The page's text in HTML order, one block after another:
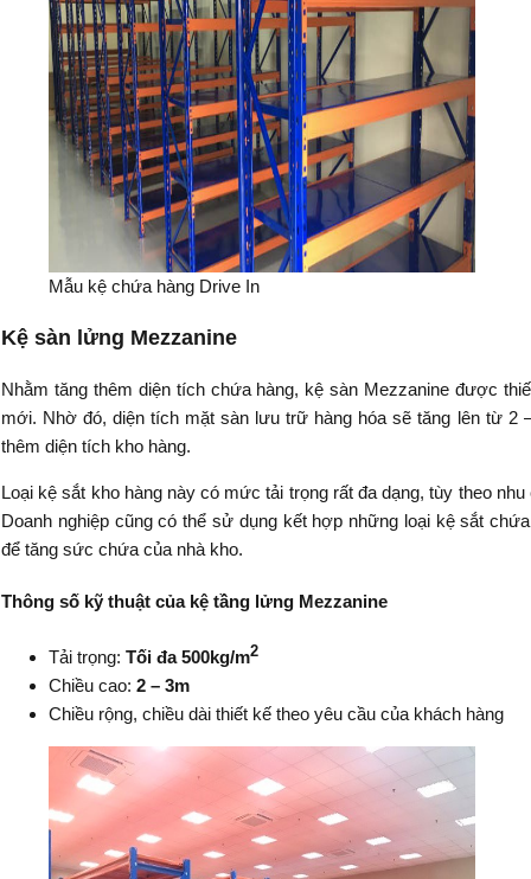
Mẫu kệ chứa hàng Drive In
Kệ sàn lửng Mezzanine
Nhằm tăng thêm diện tích chứa hàng, kệ sàn Mezzanine được
mới. Nhờ đó, diện tích mặt sàn lưu trữ hàng hóa sẽ tăng lên từ 2
thêm diện tích kho hàng.
Loại kệ sắt kho hàng này có mức tải trọng rất đa dạng, tùy theo
Doanh nghiệp cũng có thể sử dụng kết hợp những loại kệ sắt
để tăng sức chứa của nhà kho.
Thông số kỹ thuật của kệ tầng lửng Mezzanine
Tải trọng: Tối đa 500kg/m2
Chiều cao: 2 – 3m
Chiều rộng, chiều dài thiết kế theo yêu cầu của khách hàng